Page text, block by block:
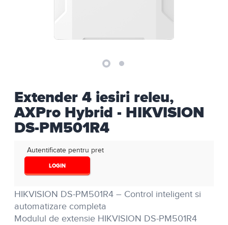
Extender 4 iesiri releu,
AXPro Hybrid - HIKVISION
DS-PM501R4
Autentificate pentru pret
LOGIN
HIKVISION DS-PM501R4 – Control inteligent si
automatizare completa
Modulul de extensie HIKVISION DS-PM501R4